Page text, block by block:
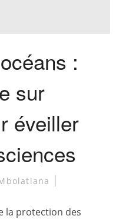
:
sur
éveiller
la protection des